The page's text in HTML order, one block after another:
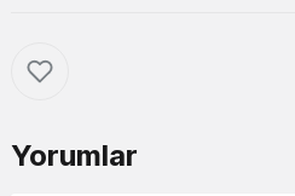
Yorumlar